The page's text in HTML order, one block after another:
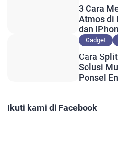
3 Cara
Atmos di
dan
Lebih
Gadget
Cara
Solusi
Ponsel
Ikuti kami di Facebook